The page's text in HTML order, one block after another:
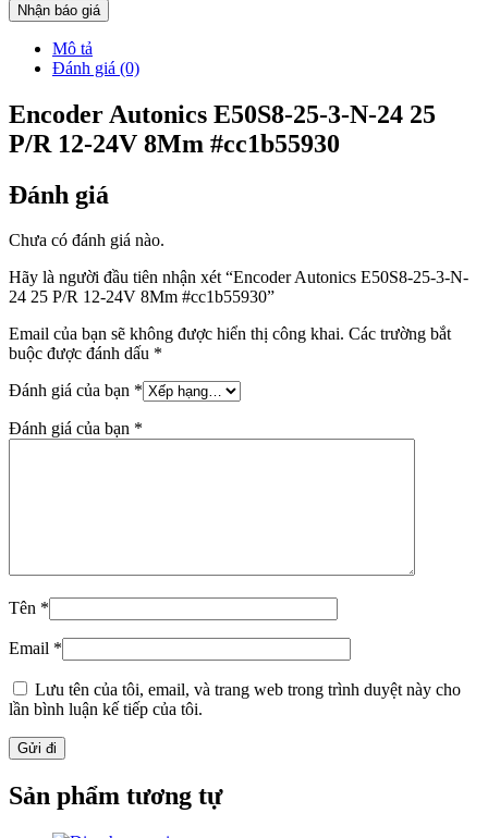
Nhận báo giá
Mô tả
Đánh giá (0)
Encoder Autonics E50S8-25-3-N-24 25
P/R 12-24V 8Mm #cc1b55930
Đánh giá
Chưa có đánh giá nào.
Hãy là người đầu tiên nhận xét “Encoder Autonics E50S8-25-3-N-
24 25 P/R 12-24V 8Mm #cc1b55930”
Email của bạn sẽ không được hiển thị công khai. Các trường bắt
buộc được đánh dấu *
Đánh giá của bạn *
Đánh giá của bạn *
Tên *
Email *
Lưu tên của tôi, email, và trang web trong trình duyệt này cho
lần bình luận kế tiếp của tôi.
Sản phẩm tương tự